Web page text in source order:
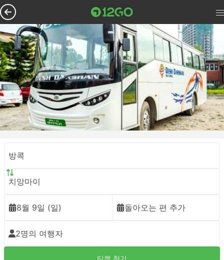
방콕
치앙마이
8월 9일 (일) 돌아오는 편 추가
2명의 여행자
티켓 찾기